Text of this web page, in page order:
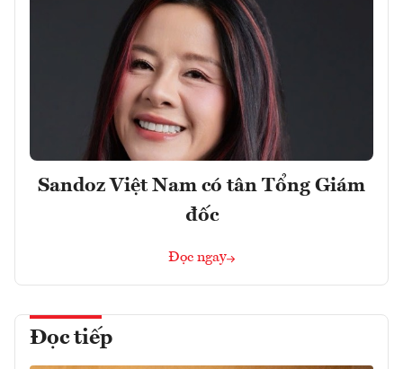
Sandoz Việt Nam có tân Tổng Giám
đốc
Đọc ngay
Đọc tiếp